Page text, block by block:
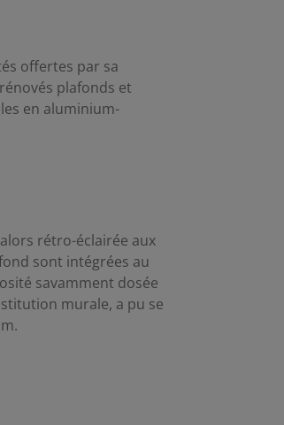
offertes par sa
plafonds et
en aluminium-
rétro-éclairée aux
sont intégrées au
savamment dosée
murale, a pu se